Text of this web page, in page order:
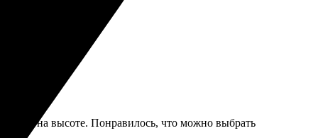
на высоте. Понравилось, что можно выбрать